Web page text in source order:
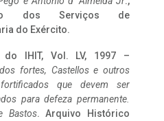
dos Serviços de
do Exército.
do IHIT, Vol. LV, 1997 –
fortes, Castellos e outros
que devem ser
para defeza permanente.
Bastos. Arquivo Histórico